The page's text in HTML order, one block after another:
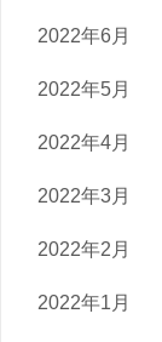
2022年6月
2022年5月
2022年4月
2022年3月
2022年2月
2022年1月